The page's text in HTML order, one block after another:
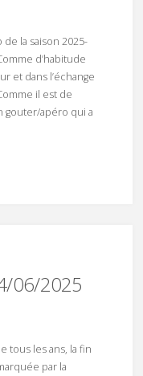
la saison 2025-
d’habitude
et dans l’échange
il est de
gouter/apéro qui a
06/2025
tous les ans, la fin
par la